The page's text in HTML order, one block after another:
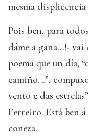
mesma
Pois ben, para
dáme a gana...!-
poema que un día,
camiño...”,
vento e das
Ferreiro. Está ben
coñeza.